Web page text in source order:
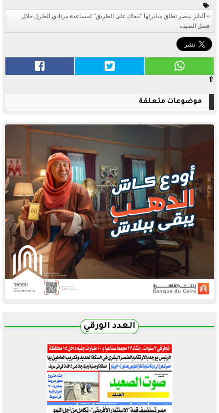
أليانز بمصر تطلق مبادرتها ”معاك على الطريق” لمساعدة مرتادي الطرق خلال
فصل الصيف
⇧
موضوعات متعلقة
العدد الورقي